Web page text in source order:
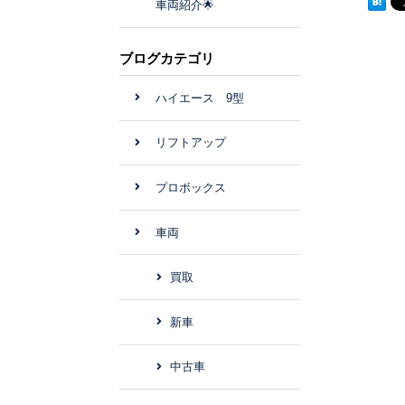
車両紹介🌟
ブログカテゴリ
ハイエース 9型
リフトアップ
プロボックス
車両
買取
新車
中古車